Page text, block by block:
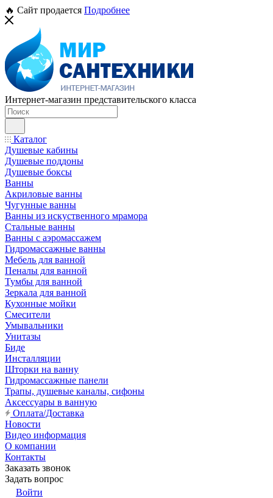
🔥 Сайт продается Подробнее
Интернет-магазин представительского класса
Каталог
Душевые кабины
Душевые поддоны
Душевые боксы
Ванны
Акриловые ванны
Чугунные ванны
Ванны из искуственного мрамора
Стальные ванны
Ванны с аэромассажем
Гидромассажные ванны
Мебель для ванной
Пеналы для ванной
Тумбы для ванной
Зеркала для ванной
Кухонные мойки
Смесители
Умывальники
Унитазы
Биде
Инсталляции
Шторки на ванну
Гидромассажные панели
Трапы, душевые каналы, сифоны
Аксессуары в ванную
Оплата/Доставка
Новости
Видео информация
О компании
Контакты
Заказать звонок
Задать вопрос
Войти